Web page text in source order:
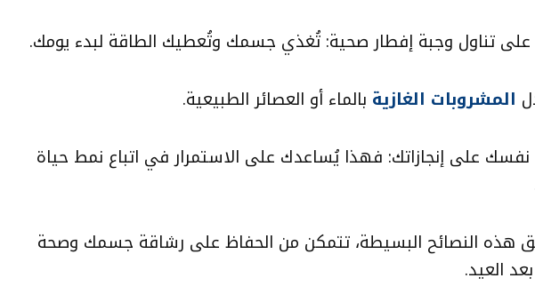
تناول وجبة إفطار صحية: تُغذي جسمك وتُعطيك الطاقة لبدء يومك.
المشروبات الغازية بالماء أو العصائر الطبيعية.
على إنجازاتك: فهذا يُساعدك على الاستمرار في اتباع نمط حياة
هذه النصائح البسيطة، تتمكن من الحفاظ على رشاقة جسمك وصحة
العيد.